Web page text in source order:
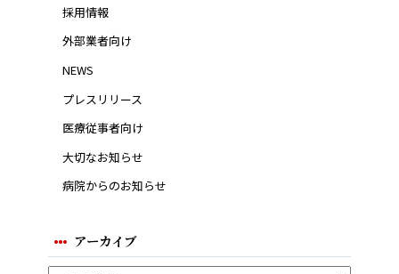
採用情報
外部業者向け
NEWS
プレスリリース
医療従事者向け
大切なお知らせ
病院からのお知らせ
アーカイブ